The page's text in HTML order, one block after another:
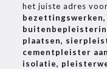
het juiste adres voor
bezettingswerken,
plaatsen,
cementpleister
isolatie,